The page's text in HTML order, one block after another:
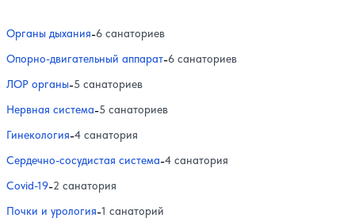
Органы дыхания-6 санаториев
Опорно-двигательный аппарат-6 санаториев
ЛОР органы-5 санаториев
Нервная система-5 санаториев
Гинекология-4 санатория
Сердечно-сосудистая система-4 санатория
Covid-19-2 санатория
Почки и урология-1 санаторий